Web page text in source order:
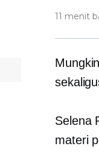
11 menit
Selena
materi